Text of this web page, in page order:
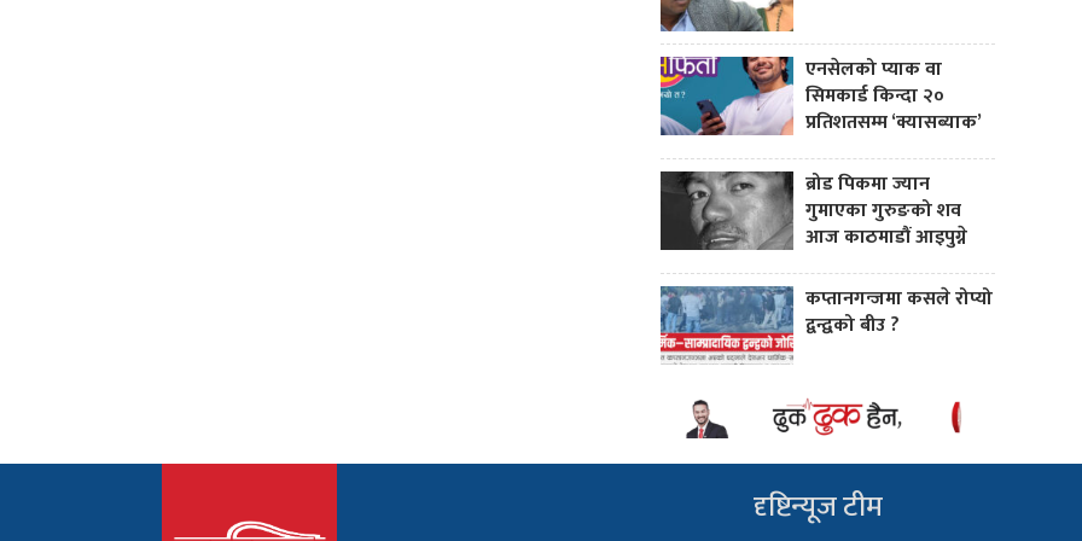
एनसेलको प्याक वा
सिमकार्ड किन्दा २०
प्रतिशतसम्म ‘क्यासब्याक’
ब्रोड पिकमा ज्यान
गुमाएका गुरुङको शव
आज काठमाडौं आइपुग्ने
कप्तानगन्जमा कसले रोप्यो
द्वन्द्वको बीउ ?
दृष्टिन्यूज टीम